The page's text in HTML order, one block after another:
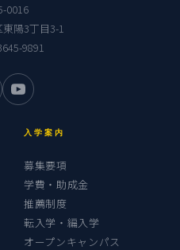
0016
陽3丁目3-1
9891
入学案内
募集要項
学費・助成金
推薦制度
転入学・編入学
オープンキャンパス